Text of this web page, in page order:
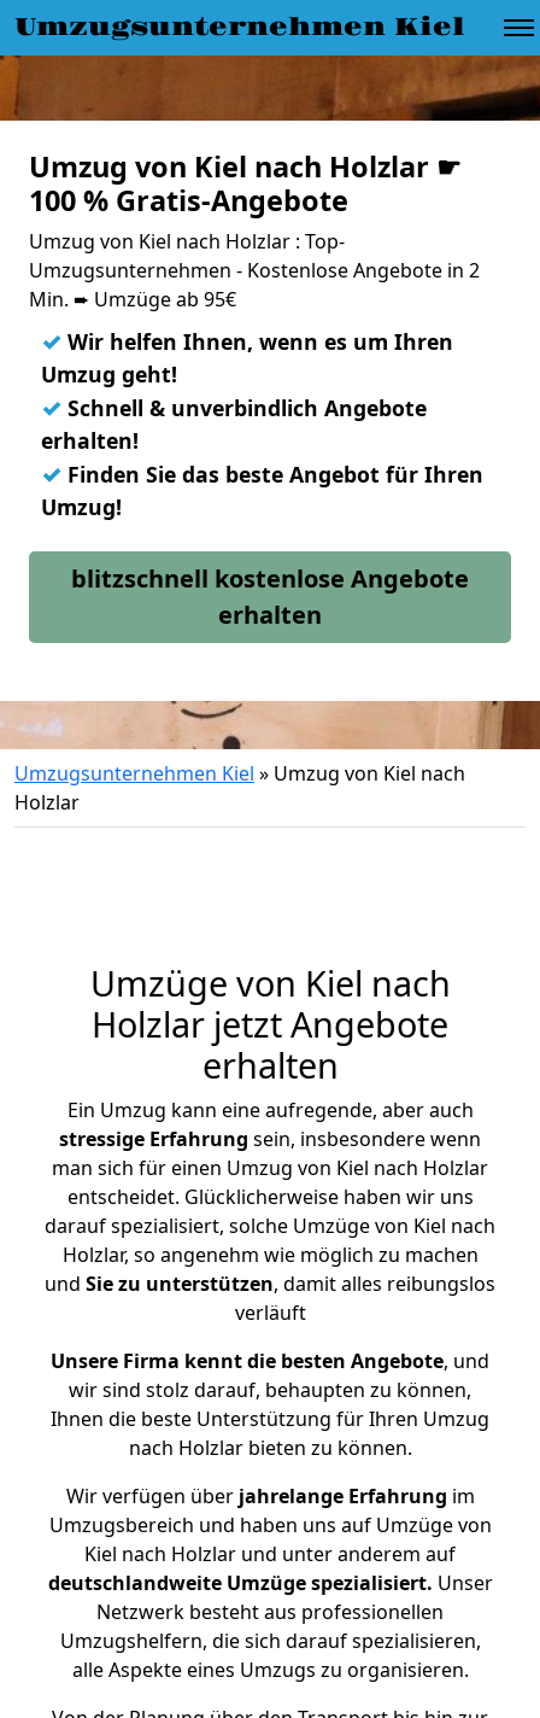
Umzugsunternehmen Kiel
Umzug von Kiel nach Holzlar ☛
100 % Gratis-Angebote
Umzug von Kiel nach Holzlar : Top-
Umzugsunternehmen - Kostenlose Angebote in 2
Min. ➨ Umzüge ab 95€
✓ Wir helfen Ihnen, wenn es um Ihren
Umzug geht!
✓ Schnell & unverbindlich Angebote
erhalten!
✓ Finden Sie das beste Angebot für Ihren
Umzug!
blitzschnell kostenlose Angebote
erhalten
Umzugsunternehmen Kiel » Umzug von Kiel nach
Holzlar
Umzüge von Kiel nach
Holzlar jetzt Angebote
erhalten
Ein Umzug kann eine aufregende, aber auch
stressige Erfahrung sein, insbesondere wenn
man sich für einen Umzug von Kiel nach Holzlar
entscheidet. Glücklicherweise haben wir uns
darauf spezialisiert, solche Umzüge von Kiel nach
Holzlar, so angenehm wie möglich zu machen
und Sie zu unterstützen, damit alles reibungslos
verläuft
Unsere Firma kennt die besten Angebote, und
wir sind stolz darauf, behaupten zu können,
Ihnen die beste Unterstützung für Ihren Umzug
nach Holzlar bieten zu können.
Wir verfügen überjahrelange Erfahrung im
Umzugsbereich und haben uns auf Umzüge von
Kiel nach Holzlar und unter anderem auf
deutschlandweite Umzüge spezialisiert. Unser
Netzwerk besteht aus professionellen
Umzugshelfern, die sich darauf spezialisieren,
alle Aspekte eines Umzugs zu organisieren.